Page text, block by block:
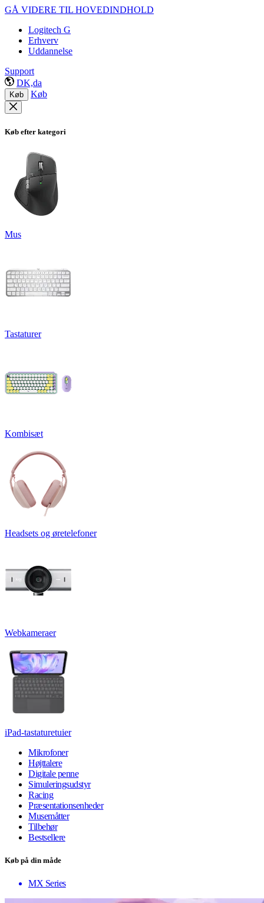
GÅ VIDERE TIL HOVEDINDHOLD
Logitech G
Erhverv
Uddannelse
Support
DK,da
Køb Køb
Køb efter kategori
Mus
Tastaturer
Kombisæt
Headsets og øretelefoner
Webkameraer
iPad-tastaturetuier
Mikrofoner
Højttalere
Digitale penne
Simuleringsudstyr
Racing
Præsentationsenheder
Musemåtter
Tilbehør
Bestsellere
Køb på din måde
MX Series